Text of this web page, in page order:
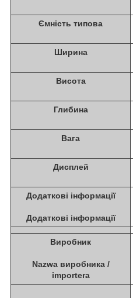
Ємність типова
Ширина
Висота
Глибина
Вага
Дисплей
Додаткові інформації
Додаткові інформації
Виробник
Nazwa виробника /
importera